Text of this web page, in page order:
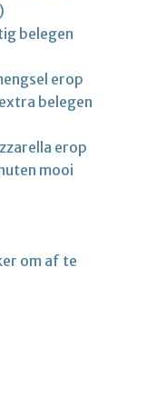
belegen
erop
belegen
erop
mooi
om af te